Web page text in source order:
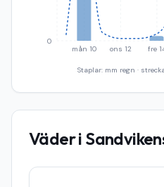
mån 10 ons 12 fre
0
Staplar: mm regn ·
Väder i